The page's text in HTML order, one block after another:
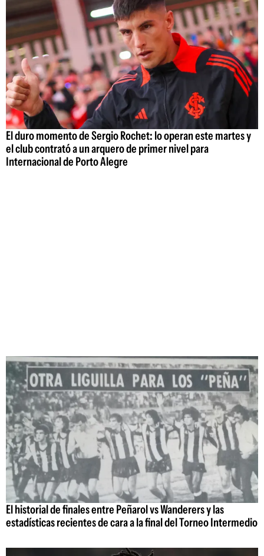
El duro momento de Sergio Rochet: lo operan este martes y
el club contrató a un arquero de primer nivel para
Internacional de Porto Alegre
El historial de finales entre Peñarol vs Wanderers y las
estadísticas recientes de cara a la final del Torneo Intermedio